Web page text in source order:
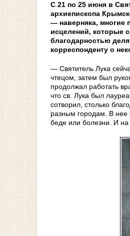
С 21 по 25 июня в
архиепископа
— наверняка, многие
исцелений, которые
благодарностью
корреспонденту о
— Святитель Лука
чтецом, затем был
продолжал работать
что св. Лука был
сотворил, столько
разным городам. В нее
беде или болезни. И на